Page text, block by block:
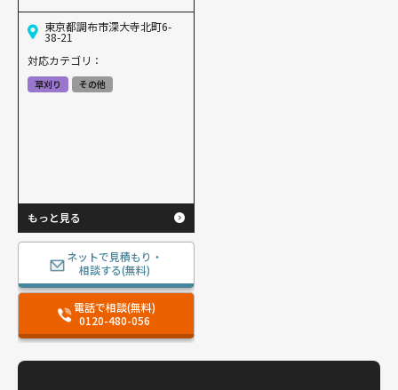
東京都調布市深大寺北町6-
38-21
対応カテゴリ：
草刈り その他
もっと見る
ネットで見積もり・
相談する(無料)
電話で相談(無料)
0120-480-056